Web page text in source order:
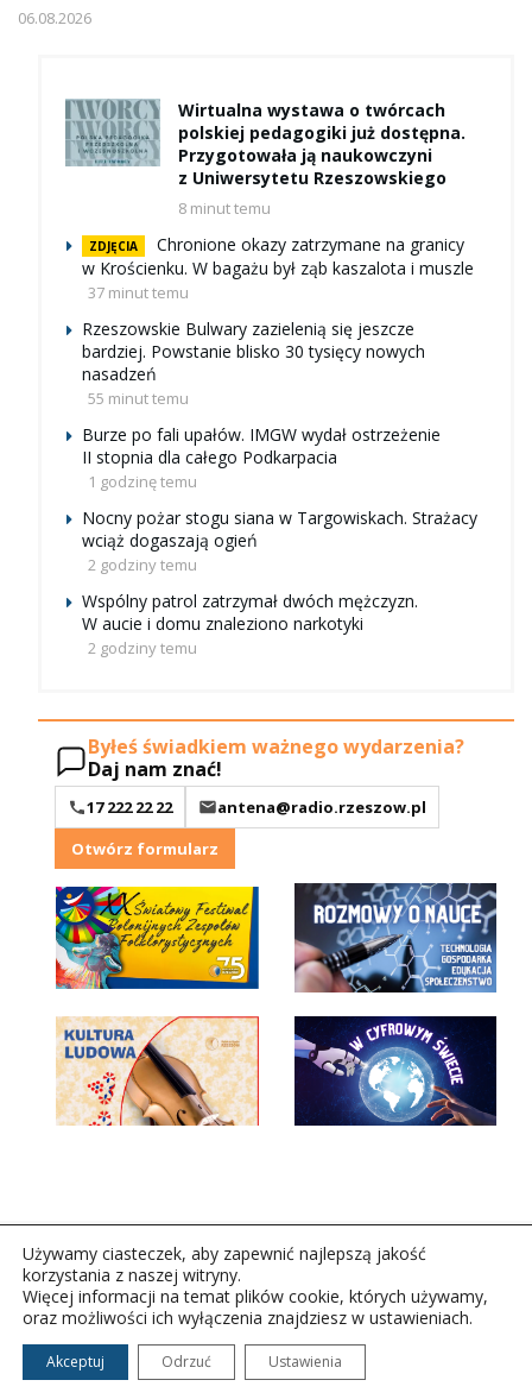
06.08.2026
Wirtualna wystawa o twórcach
polskiej pedagogiki już dostępna.
Przygotowała ją naukowczyni
z Uniwersytetu Rzeszowskiego
8 minut temu
ZDJĘCIA
Chronione okazy zatrzymane na granicy
w Krościenku. W bagażu był ząb kaszalota i muszle
37 minut temu
Rzeszowskie Bulwary zazielenią się jeszcze
bardziej. Powstanie blisko 30 tysięcy nowych
nasadzeń
55 minut temu
Burze po fali upałów. IMGW wydał ostrzeżenie
II stopnia dla całego Podkarpacia
1 godzinę temu
Nocny pożar stogu siana w Targowiskach. Strażacy
wciąż dogaszają ogień
2 godziny temu
Wspólny patrol zatrzymał dwóch mężczyzn.
W aucie i domu znaleziono narkotyki
2 godziny temu
Byłeś świadkiem ważnego wydarzenia?
Daj nam znać!
17 222 22 22
antena@radio.rzeszow.pl
Otwórz formularz
Copyright © 2026Polskie Radio Rzeszów S.A. w likwidacj.
Wszelkie prawa zastrzeżone.
Używamy ciasteczek, aby zapewnić najlepszą jakość
korzystania z naszej witryny.
Więcej informacji na temat plików cookie, których używamy,
oraz możliwości ich wyłączenia znajdziesz w ustawieniach.
Akceptuj Odrzuć Ustawienia